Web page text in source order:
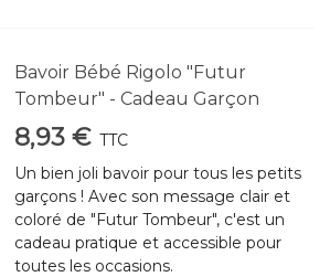
Bavoir Bébé Rigolo "Futur
Tombeur" - Cadeau Garçon
8,93 € TTC
Un bien joli bavoir pour tous les petits
garçons ! Avec son message clair et
coloré de "Futur Tombeur", c'est un
cadeau pratique et accessible pour
toutes les occasions.